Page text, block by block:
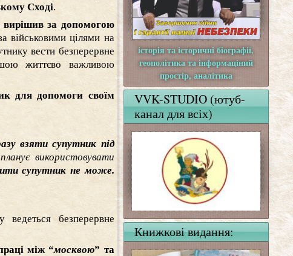
Сході.
вирішив за допомогою
військовими цілями на
вести безперервне
життєво важливою
для допомоги своїм
взяти супутник під
використовувати
супутник не може.
ведеться безперервне
між “москвою” та
історія та історичні біографії,
геополітика та інформаціний
простір, аналітика
VVK-STUDIO (ютуб-
канал для всіх)
Книжкові видання: